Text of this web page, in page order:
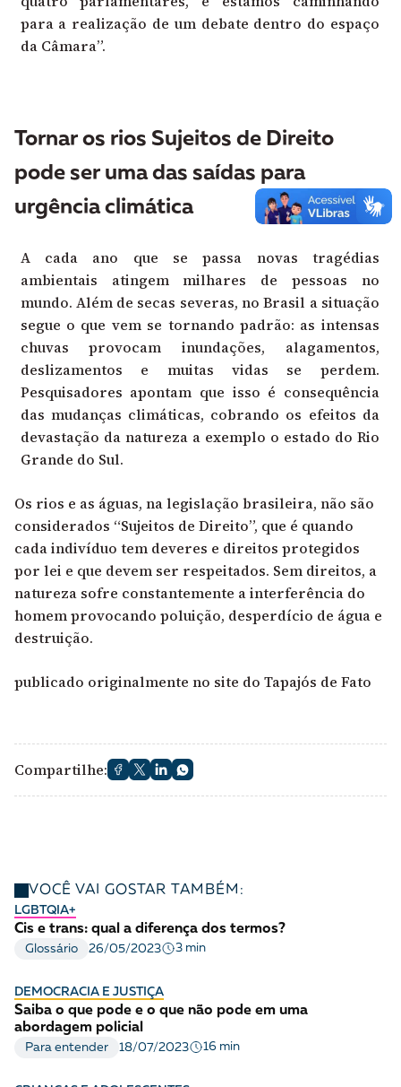
para a realização de um debate dentro do espaço
da Câmara”.
Tornar os rios Sujeitos de Direito
pode ser uma das saídas para
urgência climática
A cada ano que se passa novas tragédias
ambientais atingem milhares de pessoas no
mundo. Além de secas severas, no Brasil a situação
segue o que vem se tornando padrão: as intensas
chuvas provocam inundações, alagamentos,
deslizamentos e muitas vidas se perdem.
Pesquisadores apontam que isso é consequência
das mudanças climáticas, cobrando os efeitos da
devastação da natureza a exemplo o estado do Rio
Grande do Sul.
Os rios e as águas, na legislação brasileira, não são
considerados “Sujeitos de Direito”, que é quando
cada indivíduo tem deveres e direitos protegidos
por lei e que devem ser respeitados. Sem direitos, a
natureza sofre constantemente a interferência do
homem provocando poluição, desperdício de água e
destruição.
publicado originalmente no site do Tapajós de Fato
Compartilhe:
VOCÊ VAI GOSTAR TAMBÉM:
LGBTQIA+
Cis e trans: qual a diferença dos termos?
Glossário 26/05/2023 3 min
DEMOCRACIA E JUSTIÇA
Saiba o que pode e o que não pode em uma
abordagem policial
Para entender 18/07/2023 16 min